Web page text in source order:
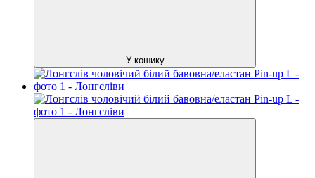
У кошику